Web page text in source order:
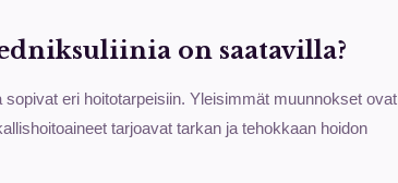
on saatavilla?
eri hoitotarpeisiin. Yleisimmät muunnokset ovat
tarjoavat tarkan ja tehokkaan hoidon